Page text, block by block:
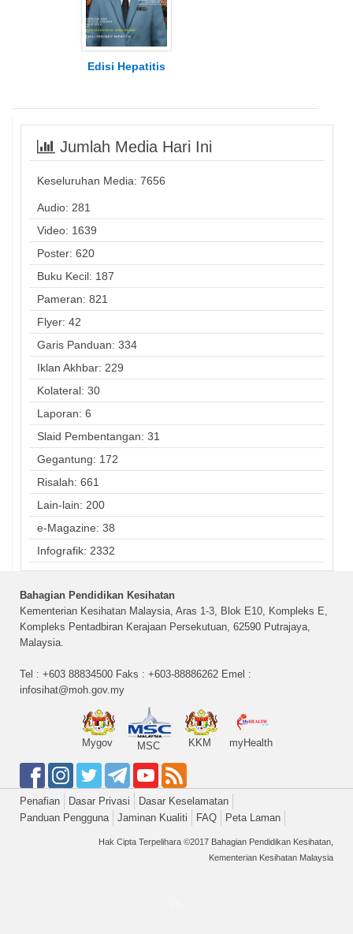
Edisi Hepatitis
Jumlah Media Hari Ini
Keseluruhan Media: 7656
Audio: 281
Video: 1639
Poster: 620
Buku Kecil: 187
Pameran: 821
Flyer: 42
Garis Panduan: 334
Iklan Akhbar: 229
Kolateral: 30
Laporan: 6
Slaid Pembentangan: 31
Gegantung: 172
Risalah: 661
Lain-lain: 200
e-Magazine: 38
Infografik: 2332
Bahagian Pendidikan Kesihatan
Kementerian Kesihatan Malaysia, Aras 1-3, Blok E10, Kompleks E,
Kompleks Pentadbiran Kerajaan Persekutuan, 62590 Putrajaya,
Malaysia.
Tel : +603 88834500 Faks : +603-88886262 Emel :
infosihat@moh.gov.my
Mygov MSC KKM myHealth
Penafian Dasar Privasi
Dasar Keselamatan
Panduan Pengguna
Jaminan Kualiti FAQ Peta Laman
Hak Cipta Terpelihara ©2017 Bahagian Pendidikan Kesihatan,
Kementerian Kesihatan Malaysia